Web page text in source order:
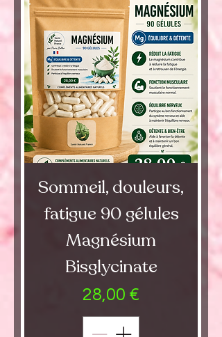
Sommeil, douleurs,
fatigue 90 gélules
Magnésium
Bisglycinate
Preis
28,00 €